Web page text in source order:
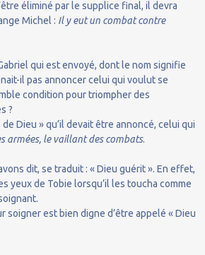
éliminé par le supplice final, il devra
Michel : Il y eut un combat contre
qui est envoyé, dont le nom signifie
il pas annoncer celui qui voulut se
condition pour triompher des
?
de Dieu » qu’il devait être annoncé, celui qui
armées, le vaillant des combats.
dit, se traduit : « Dieu guérit ». En effet,
yeux de Tobie lorsqu’il les toucha comme
soigner est bien digne d’être appelé « Dieu